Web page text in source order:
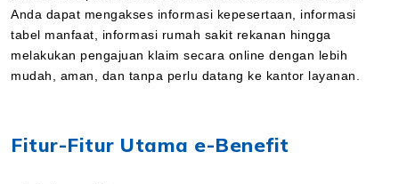
Anda dapat mengakses informasi kepesertaan, informasi
tabel manfaat, informasi rumah sakit rekanan hingga
melakukan pengajuan klaim secara online dengan lebih
mudah, aman, dan tanpa perlu datang ke kantor layanan.
Fitur-Fitur Utama e-Benefit